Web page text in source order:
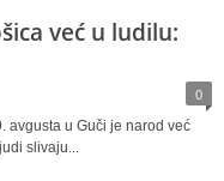
već u ludilu:
0
avgusta u Guči je narod već
slivaju...